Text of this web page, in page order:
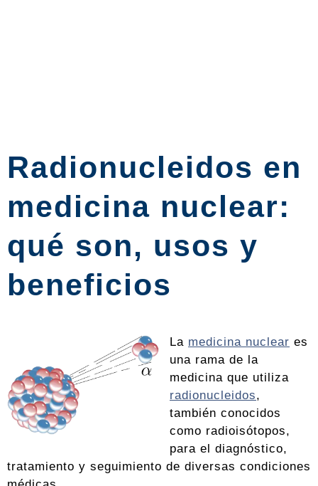
Radionucleidos en
medicina nuclear:
qué son, usos y
beneficios
La medicina nuclear es
una rama de la
medicina que utiliza
radionucleidos,
también conocidos
como radioisótopos,
para el diagnóstico,
tratamiento y seguimiento de diversas condiciones